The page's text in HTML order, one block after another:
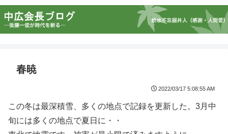
春暁
2022/03/17 5:08:55 AM
この冬は最深積雪、多くの地点で記録を更新した。3月中
旬には多くの地点で夏日に・・